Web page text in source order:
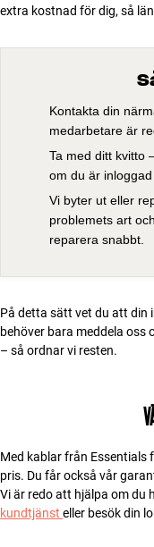
extra kostnad för dig, så
Kontakta din
medarbetare är
Ta med ditt kvitto
om du är
Vi byter ut eller
problemets art
reparera snabbt.
På detta sätt vet du att din
behöver bara meddela oss
– så ordnar vi resten.
Med kablar från Essentials
pris. Du får också vår
Vi är redo att hjälpa om du
kundtjänst eller besök din